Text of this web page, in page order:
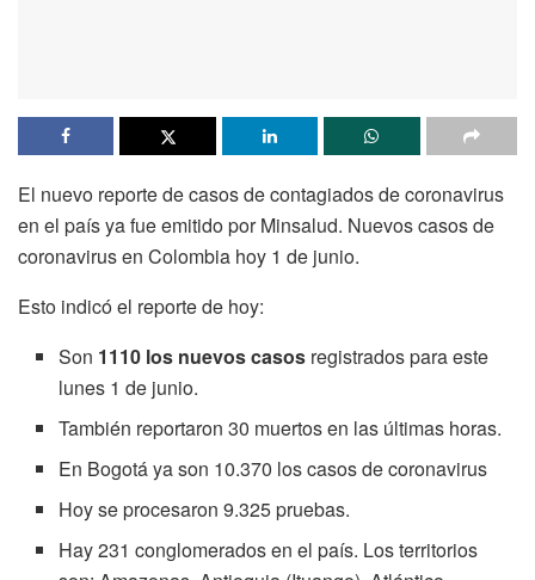
El nuevo reporte de casos de contagiados de coronavirus
en el país ya fue emitido por Minsalud. Nuevos casos de
coronavirus en Colombia hoy 1 de junio.
Esto indicó el reporte de hoy:
Son 1110 los nuevos casos registrados para este
lunes 1 de junio.
También reportaron 30 muertos en las últimas horas.
En Bogotá ya son 10.370 los casos de coronavirus
Hoy se procesaron 9.325 pruebas.
Hay 231 conglomerados en el país. Los territorios